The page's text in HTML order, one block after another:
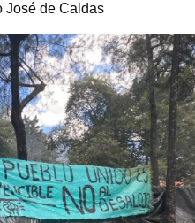
José de Caldas